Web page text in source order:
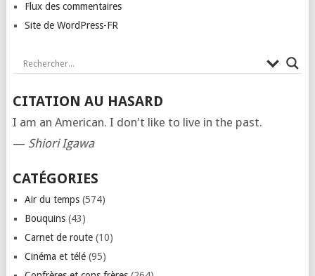
Flux des commentaires
Site de WordPress-FR
CITATION AU HASARD
I am an American. I don't like to live in the past.
— Shiori Igawa
CATÉGORIES
Air du temps(574)
Bouquins(43)
Carnet de route(10)
Cinéma et télé(95)